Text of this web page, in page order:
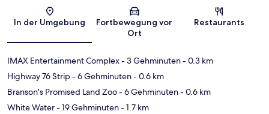
Karte
In der Umgebung
Fortbewegung vor
Ort
Restaurants
IMAX Entertainment Complex- 3 Gehminuten- 0.3 km
Highway 76 Strip- 6 Gehminuten- 0.6 km
Branson's Promised Land Zoo- 6 Gehminuten- 0.6 km
White Water- 19 Gehminuten- 1.7 km